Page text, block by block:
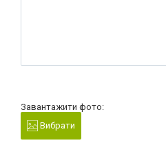
Завантажити фото:
Вибрати